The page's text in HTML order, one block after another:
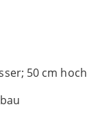
50 cm hoch